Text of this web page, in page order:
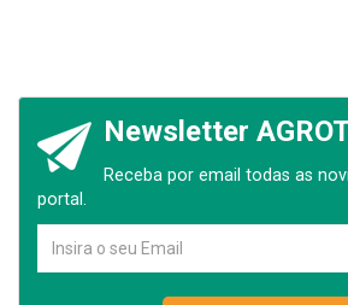
Newsletter
Receba por email todas as
portal.